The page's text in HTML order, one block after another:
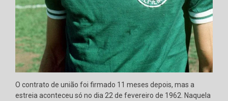
O contrato de união foi firmado 11 meses depois, mas a
estreia aconteceu só no dia 22 de fevereiro de 1962. Naquela